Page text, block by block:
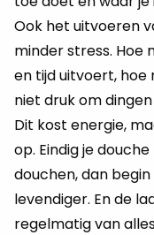
Ook het uitvoeren
minder stress. Hoe
en tijd uitvoert, hoe
niet druk om
Dit kost energie,
op. Eindig je
douchen, dan
levendiger. En de
regelmatig van